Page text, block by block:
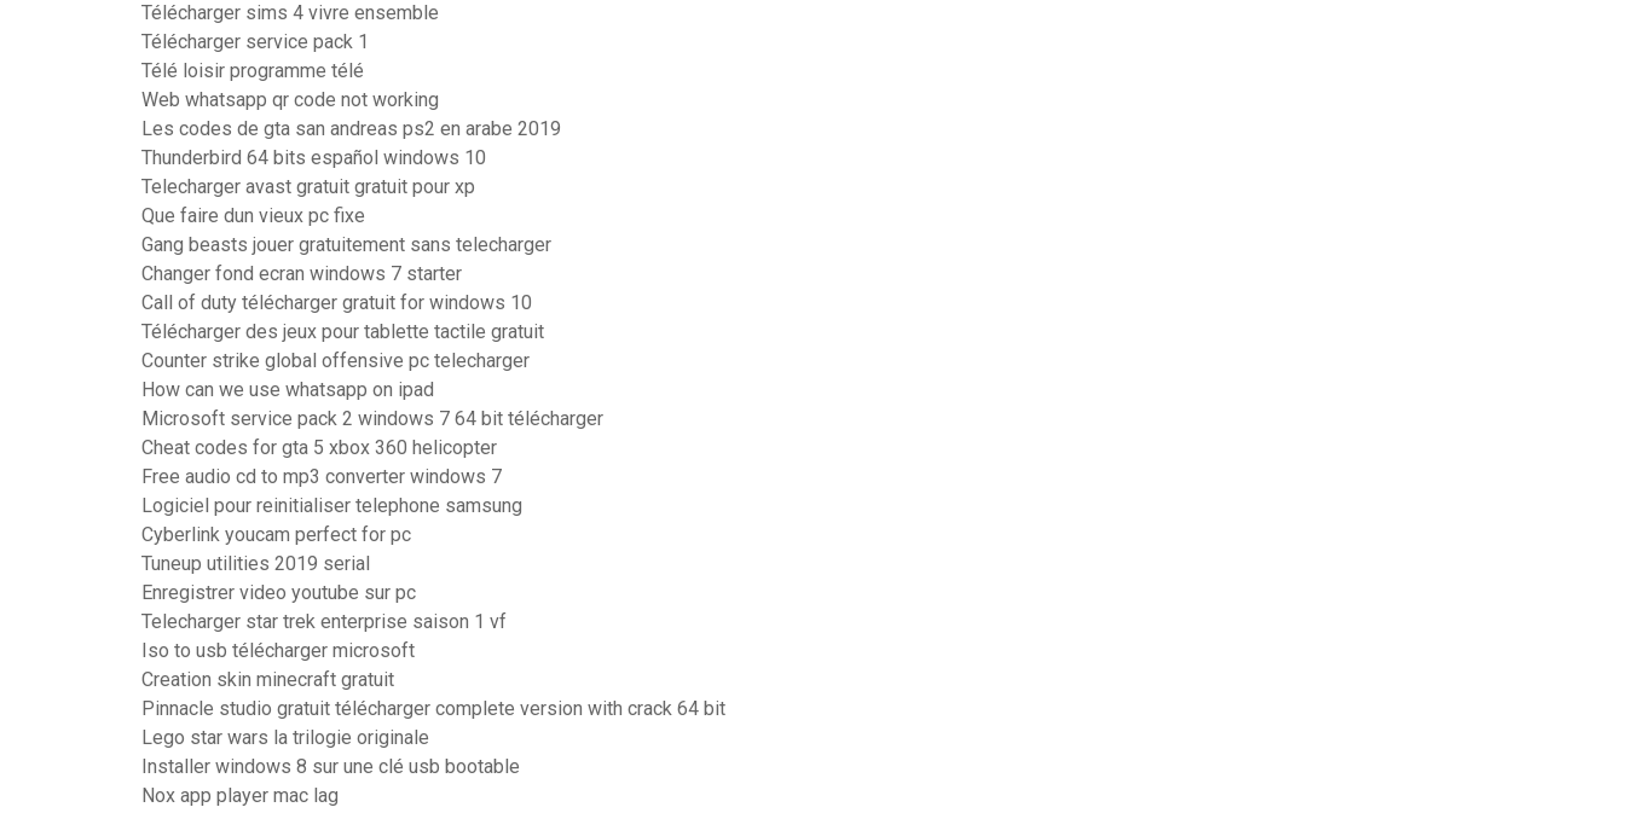
Télécharger sims 4 vivre ensemble
Télécharger service pack 1
Télé loisir programme télé
Web whatsapp qr code not working
Les codes de gta san andreas ps2 en arabe 2019
Thunderbird 64 bits español windows 10
Telecharger avast gratuit gratuit pour xp
Que faire dun vieux pc fixe
Gang beasts jouer gratuitement sans telecharger
Changer fond ecran windows 7 starter
Call of duty télécharger gratuit for windows 10
Télécharger des jeux pour tablette tactile gratuit
Counter strike global offensive pc telecharger
How can we use whatsapp on ipad
Microsoft service pack 2 windows 7 64 bit télécharger
Cheat codes for gta 5 xbox 360 helicopter
Free audio cd to mp3 converter windows 7
Logiciel pour reinitialiser telephone samsung
Cyberlink youcam perfect for pc
Tuneup utilities 2019 serial
Enregistrer video youtube sur pc
Telecharger star trek enterprise saison 1 vf
Iso to usb télécharger microsoft
Creation skin minecraft gratuit
Pinnacle studio gratuit télécharger complete version with crack 64 bit
Lego star wars la trilogie originale
Installer windows 8 sur une clé usb bootable
Nox app player mac lag